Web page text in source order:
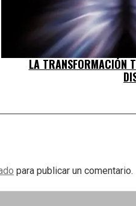
LA TRANSFORMACIÓN
para publicar un comentario.